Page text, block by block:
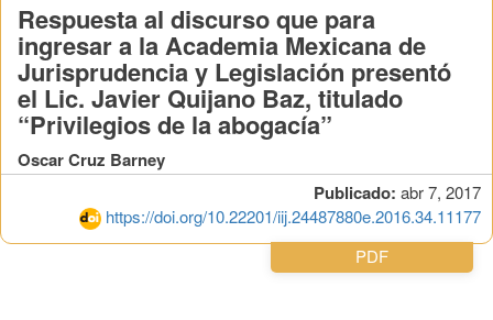
Publicado: abr 7, 2017
https://doi.org/10.22201/iij.24487880e.2016.34.11177
Respuesta al discurso que para
ingresar a la Academia Mexicana de
Jurisprudencia y Legislación presentó
el Lic. Javier Quijano Baz, titulado
“Privilegios de la abogacía”
Oscar Cruz Barney
PDF